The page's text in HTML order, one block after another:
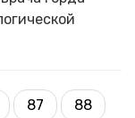
Page
87
Current
88